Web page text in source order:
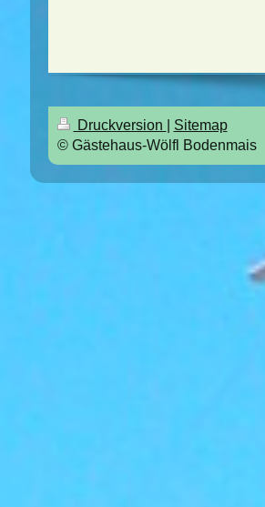
Druckversion
Sitemap
© Gästehaus-Wölfl Bodenmais